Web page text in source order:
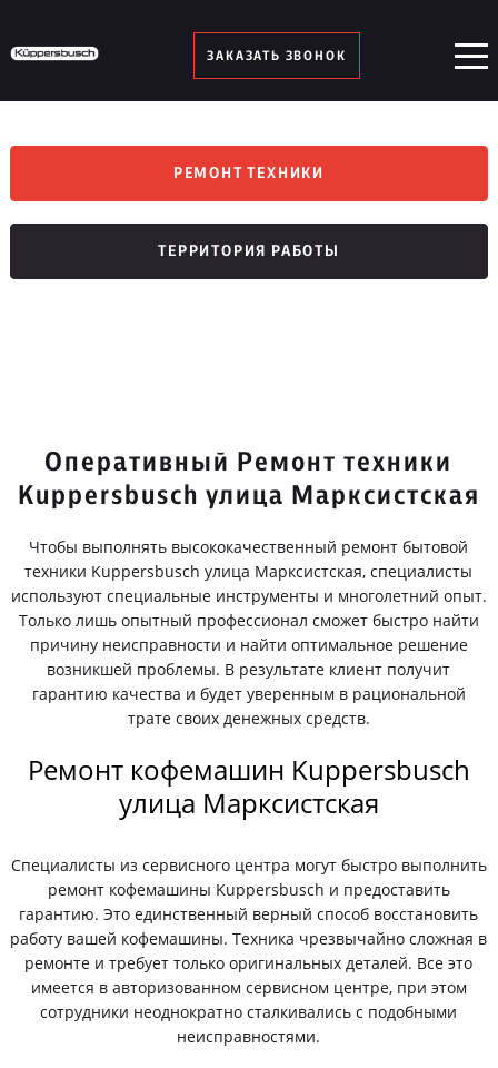
ЗАКАЗАТЬ ЗВОНОК
РЕМОНТ ТЕХНИКИ
ТЕРРИТОРИЯ РАБОТЫ
Оперативный Ремонт техники
Kuppersbusch улица Марксистская
Чтобы выполнять высококачественный ремонт бытовой
техники Kuppersbusch улица Марксистская, специалисты
используют специальные инструменты и многолетний опыт.
Только лишь опытный профессионал сможет быстро найти
причину неисправности и найти оптимальное решение
возникшей проблемы. В результате клиент получит
гарантию качества и будет уверенным в рациональной
трате своих денежных средств.
Ремонт кофемашин Kuppersbusch
улица Марксистская
Специалисты из сервисного центра могут быстро выполнить
ремонт кофемашины Kuppersbusch и предоставить
гарантию. Это единственный верный способ восстановить
работу вашей кофемашины. Техника чрезвычайно сложная в
ремонте и требует только оригинальных деталей. Все это
имеется в авторизованном сервисном центре, при этом
сотрудники неоднократно сталкивались с подобными
неисправностями.